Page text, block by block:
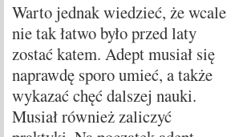
Warto jednak wiedzieć, że wcale
nie tak łatwo było przed laty
zostać katem. Adept musiał się
naprawdę sporo umieć, a także
wykazać chęć dalszej nauki.
Musiał również zaliczyć